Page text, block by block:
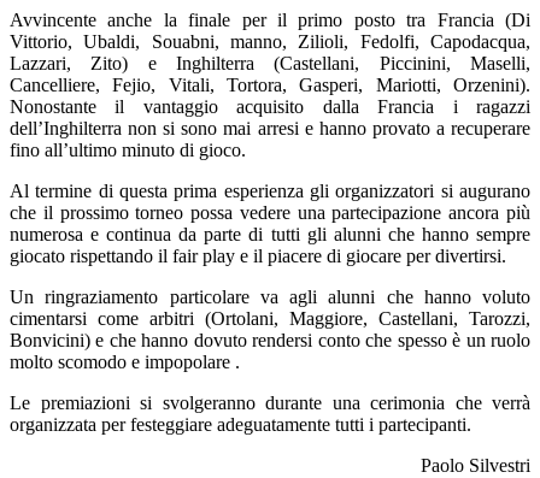
Avvincente anche la finale per il primo posto tra Francia (Di
Vittorio, Ubaldi, Souabni, manno, Zilioli, Fedolfi, Capodacqua,
Lazzari, Zito) e Inghilterra (Castellani, Piccinini, Maselli,
Cancelliere, Fejio, Vitali, Tortora, Gasperi, Mariotti, Orzenini).
Nonostante il vantaggio acquisito dalla Francia i ragazzi
dell’Inghilterra non si sono mai arresi e hanno provato a recuperare
fino all’ultimo minuto di gioco.
Al termine di questa prima esperienza gli organizzatori si augurano
che il prossimo torneo possa vedere una partecipazione ancora più
numerosa e continua da parte di tutti gli alunni che hanno sempre
giocato rispettando il fair play e il piacere di giocare per divertirsi.
Un ringraziamento particolare va agli alunni che hanno voluto
cimentarsi come arbitri (Ortolani, Maggiore, Castellani, Tarozzi,
Bonvicini) e che hanno dovuto rendersi conto che spesso è un ruolo
molto scomodo e impopolare .
Le premiazioni si svolgeranno durante una cerimonia che verrà
organizzata per festeggiare adeguatamente tutti i partecipanti.
Paolo Silvestri